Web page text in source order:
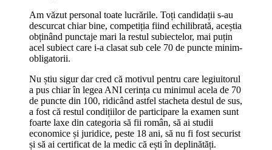
Am văzut personal toate lucrările. Toți candidații s-au
descurcat chiar bine, competiția fiind echilibrată, aceștia
obținând punctaje mari la restul subiectelor, mai puțin
acel subiect care i-a clasat sub cele 70 de puncte minim-
obligatorii.
Nu știu sigur dar cred că motivul pentru care legiuitorul
a pus chiar în legea ANI cerința cu minimul acela de 70
de puncte din 100, ridicând astfel stacheta destul de sus,
a fost că restul condițiilor de participare la examen sunt
foarte laxe din categoria să fii român, să ai studii
economice și juridice, peste 18 ani, să nu fi fost securist
și să ai certificat de la medic că ești în deplinătăți.